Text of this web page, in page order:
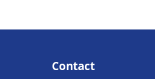
Contact